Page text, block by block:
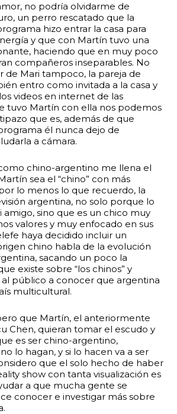
no podría olvidarme de
un perro rescatado que la
hizo entrar la casa para
y que con Martín tuvo una
haciendo que en muy poco
compañeros inseparables. No
de Mari tampoco, la pareja de
entro como invitada a la casa y
videos en internet de las
tuvo Martín con ella nos podemos
que es, además de que
él nunca dejo de
a cámara.
chino-argentino me llena el
sea el “chino” con más
lo menos lo que recuerdo, la
argentina, no solo porque lo
amigo, sino que es un chico muy
valores y muy enfocado en sus
haya decidido incluir un
chino habla de la evolución
sacando un poco la
existe sobre “los chinos” y
público a conocer que argentina
multicultural.
que Martín, el anteriormente
Chen, quieran tomar el escudo y
es ser chino-argentino,
lo hagan, y si lo hacen va a ser
que el solo hecho de haber
show con tanta visualización es
a que mucha gente se
conocer e investigar más sobre